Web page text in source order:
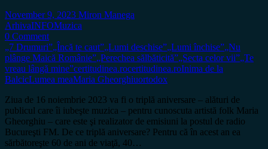
November 9, 2023 Miron Manega
ArhivaINFOMuzica
0 Comment
„7 Drumuri”„Încă te caut”„Lumi deschise”„Lumi închise”„Nu
plânge Maică Românie”„Perechea sălbăticită”„Secta celor vii”„Te
vreau lângă mine”certitudinea.rocertitudinea.roInima de la
BalcicLumea meaMaria Gheorghiuortodox
Ziua de 16 noiembrie 2023 va fi o triplă aniversare – alături de
publicul care îi iubeşte muzica – pentru cunoscuta artistă folk Maria
Gheorghiu – care este şi realizator de emisiuni la postul de radio
Bucureşti FM. De ce triplă aniversare? Pentru că în acest an ea
sărbătoreşte 60 de ani de viaţă, 40…